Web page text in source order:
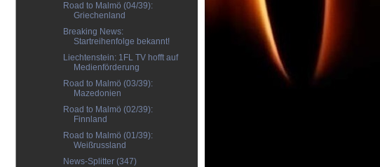
Road to Malmö (04/39):
Griechenland
Breaking News:
Startreihenfolge bekannt!
Liechtenstein: 1FL TV hofft auf
Medienförderung
Road to Malmö (03/39):
Mazedonien
Road to Malmö (02/39):
Finnland
Road to Malmö (01/39):
Weißrussland
News-Splitter (347)